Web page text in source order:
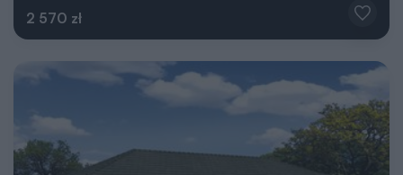
2 570 zł